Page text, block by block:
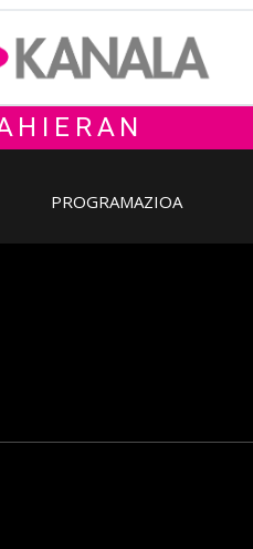
PROGRAMAZIOA